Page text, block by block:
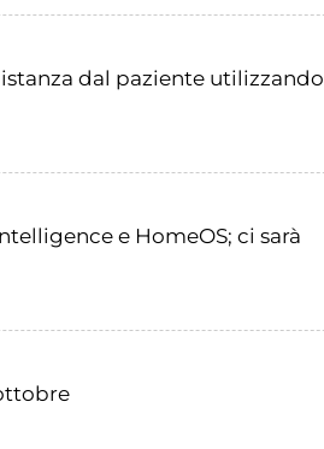
dal paziente utilizzando
e HomeOS; ci sarà